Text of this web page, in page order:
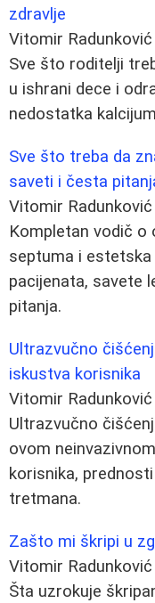
zdravlje
Vitomir Radunković
Sve što roditelji
u ishrani dece i
nedostatka
Sve što treba da
saveti i česta
Vitomir Radunković
Kompletan vodič o
septuma i
pacijenata, savete
pitanja.
Ultrazvučno
iskustva korisnika
Vitomir Radunković
Ultrazvučno
ovom
korisnika,
tretmana.
Zašto mi škripi u
Vitomir Radunković
Šta uzrokuje